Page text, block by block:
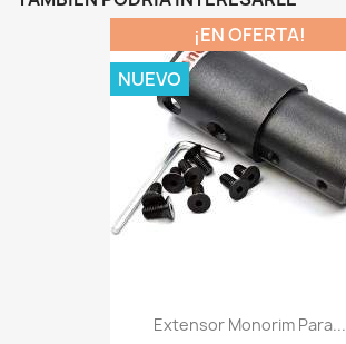
Extensor Monorim Para...
¡EN OFERTA!
NUEVO